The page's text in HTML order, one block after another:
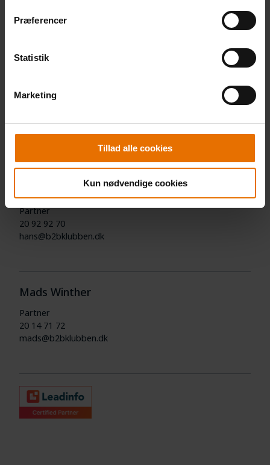
Præferencer
Statistik
Marketing
Tillad alle cookies
Kun nødvendige cookies
B2B klubben ApS
Jægersborg Alle 166,
2820 Gentofte
Hans Løjborg
Partner
20 92 92 70
hans@b2bklubben.dk
Mads Winther
Partner
20 14 71 72
mads@b2bklubben.dk